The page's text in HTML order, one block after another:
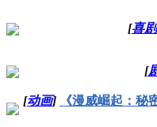
[喜剧
[
[动画]
《漫威崛起：秘